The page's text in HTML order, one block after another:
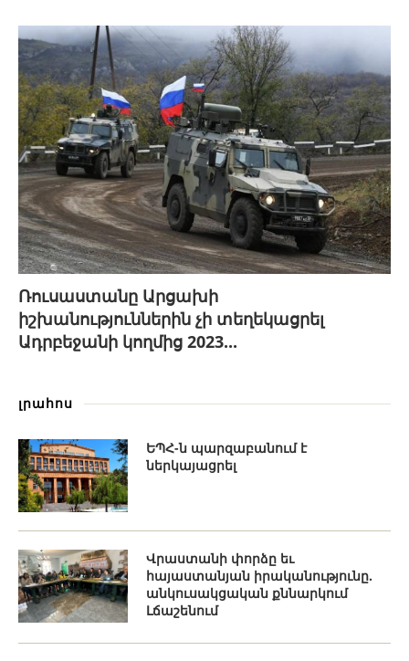
Ռուսաստանը Արցախի
իշխանություններին չի տեղեկացրել
Ադրբեջանի կողմից 2023...
լրահոս
ԵՊՀ-ն պարզաբանում է
ներկայացրել
Վրաստանի փորձը եւ
հայաստանյան իրականությունը.
անկուսակցական քննարկում
Լճաշենում